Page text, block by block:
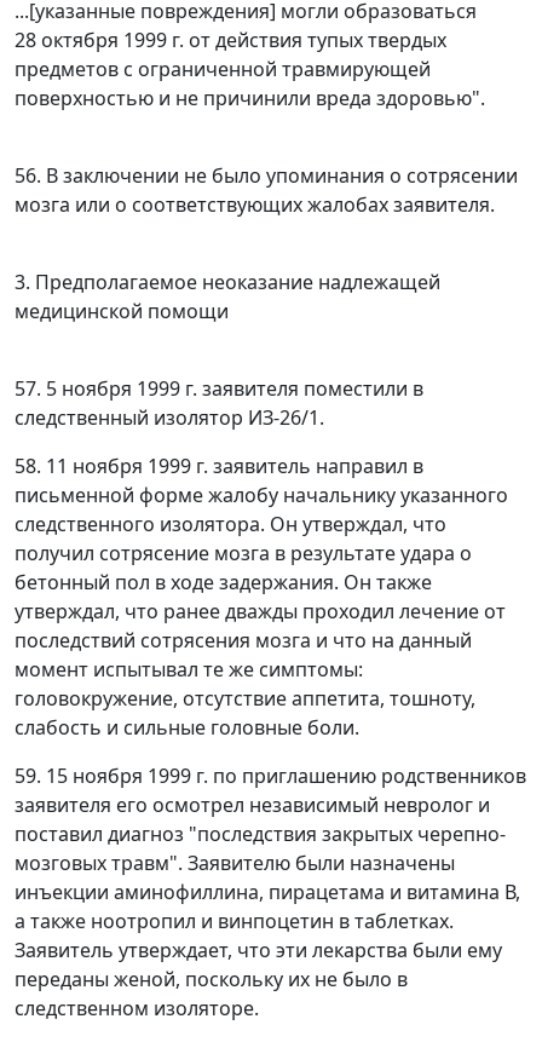
...[указанные повреждения] могли образоваться
28 октября 1999 г. от действия тупых твердых
предметов с ограниченной травмирующей
поверхностью и не причинили вреда здоровью".
56. В заключении не было упоминания о сотрясении
мозга или о соответствующих жалобах заявителя.
3. Предполагаемое неоказание надлежащей
медицинской помощи
57. 5 ноября 1999 г. заявителя поместили в
следственный изолятор ИЗ-26/1.
58. 11 ноября 1999 г. заявитель направил в
письменной форме жалобу начальнику указанного
следственного изолятора. Он утверждал, что
получил сотрясение мозга в результате удара о
бетонный пол в ходе задержания. Он также
утверждал, что ранее дважды проходил лечение от
последствий сотрясения мозга и что на данный
момент испытывал те же симптомы:
головокружение, отсутствие аппетита, тошноту,
слабость и сильные головные боли.
59. 15 ноября 1999 г. по приглашению родственников
заявителя его осмотрел независимый невролог и
поставил диагноз "последствия закрытых черепно-
мозговых травм". Заявителю были назначены
инъекции аминофиллина, пирацетама и витамина В,
а также ноотропил и винпоцетин в таблетках.
Заявитель утверждает, что эти лекарства были ему
переданы женой, поскольку их не было в
следственном изоляторе.